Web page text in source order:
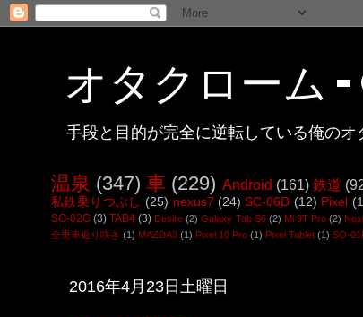
オタクローム
手段と目的が完全に逆転している俺のオ
温泉 (347) 車 (229) Android (161) 鉄道
私鉄乗りつぶし (25) nexus7 (24) SC-06D (12) Pixel
SO-02G (3) TAB4 (3) Desire (2) Galaxy Tab S6 (2) Mi 9T Pro (2)
全乗車返り咲き (1) MAZDA3 (1) Pixel 10 Pro (1) Pixel Tablet (1) SO-
2016年4月23日土曜日